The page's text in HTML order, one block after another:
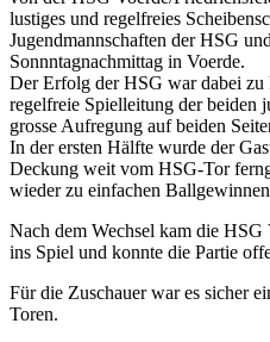
lustiges und regelfreies
Jugendmannschaften der HSG
Sonnntagnachmittag in Voerde.
Der Erfolg der HSG war dabei
regelfreie Spielleitung der beiden
grosse Aufregung auf beiden
In der ersten Hälfte wurde der
Deckung weit vom HSG-Tor
wieder zu einfachen
Nach dem Wechsel kam die HSG
ins Spiel und konnte die Partie
Für die Zuschauer war es sicher
Toren.